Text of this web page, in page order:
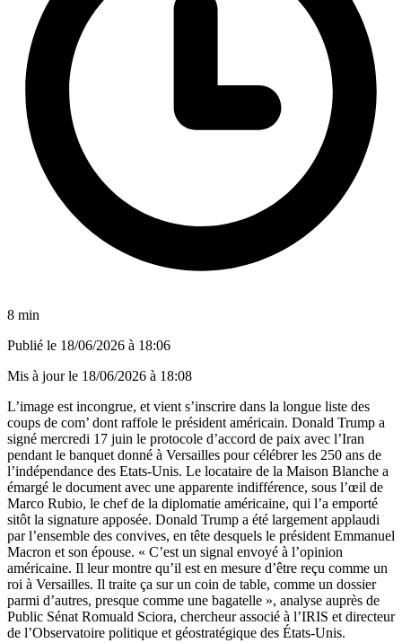
8 min
Publié le 18/06/2026 à 18:06
Mis à jour le 18/06/2026 à 18:08
L’image est incongrue, et vient s’inscrire dans la longue liste des
coups de com’ dont raffole le président américain. Donald Trump a
signé mercredi 17 juin le protocole d’accord de paix avec l’Iran
pendant le banquet donné à Versailles pour célébrer les 250 ans de
l’indépendance des Etats-Unis. Le locataire de la Maison Blanche a
émargé le document avec une apparente indifférence, sous l’œil de
Marco Rubio, le chef de la diplomatie américaine, qui l’a emporté
sitôt la signature apposée. Donald Trump a été largement applaudi
par l’ensemble des convives, en tête desquels le président Emmanuel
Macron et son épouse. « C’est un signal envoyé à l’opinion
américaine. Il leur montre qu’il est en mesure d’être reçu comme un
roi à Versailles. Il traite ça sur un coin de table, comme un dossier
parmi d’autres, presque comme une bagatelle », analyse auprès de
Public Sénat Romuald Sciora, chercheur associé à l’IRIS et directeur
de l’Observatoire politique et géostratégique des États-Unis.